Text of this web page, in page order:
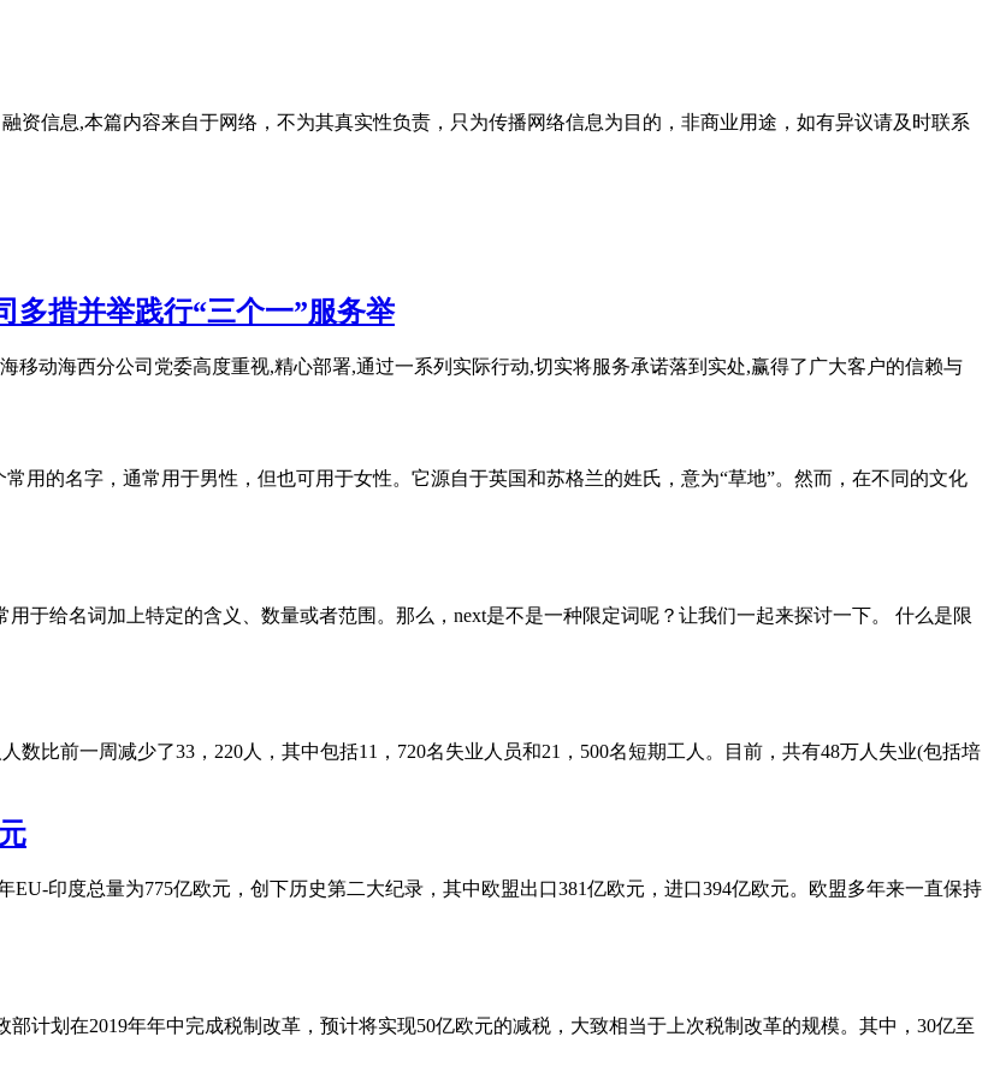
资信息,本篇内容来自于网络，不为其真实性负责，只为传播网络信息为目的，非商业用途，如有异议请及时联系
措并举践行“三个一”服务举
移动海西分公司党委高度重视,精心部署,通过一系列实际行动,切实将服务承诺落到实处,赢得了广大客户的信赖与
用的名字，通常用于男性，但也可用于女性。它源自于英国和苏格兰的姓氏，意为“草地”。然而，在不同的文化
于给名词加上特定的含义、数量或者范围。那么，next是不是一种限定词呢？让我们一起来探讨一下。 什么是限
数比前一周减少了33，220人，其中包括11，720名失业人员和21，500名短期工人。目前，共有48万人失业(包括培
印度总量为775亿欧元，创下历史第二大纪录，其中欧盟出口381亿欧元，进口394亿欧元。欧盟多年来一直保持
计划在2019年年中完成税制改革，预计将实现50亿欧元的减税，大致相当于上次税制改革的规模。其中，30亿至